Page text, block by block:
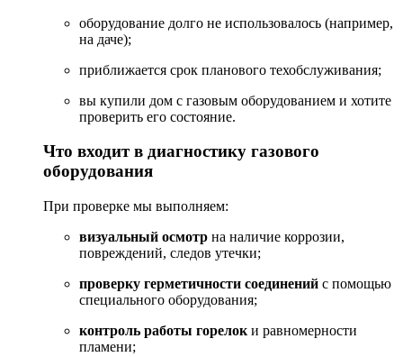
оборудование долго не использовалось (например,
на даче);
приближается срок планового техобслуживания;
вы купили дом с газовым оборудованием и хотите
проверить его состояние.
Что входитв диагностику газового
оборудования
При проверке мы выполняем:
визуальный осмотр на наличие коррозии,
повреждений, следов утечки;
проверку герметичности соединений с помощью
специального оборудования;
контроль работы горелок и равномерности
пламени;